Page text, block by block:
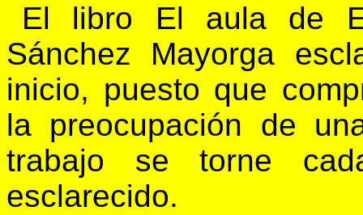
El libro El aula de
Sánchez Mayorga
inicio, puesto que
la preocupación de
trabajo se torne
esclarecido.